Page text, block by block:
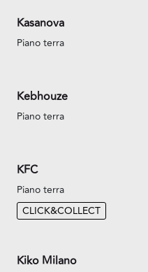
Kasanova
Piano terra
Kebhouze
Piano terra
KFC
Piano terra
CLICK&COLLECT
Kiko Milano